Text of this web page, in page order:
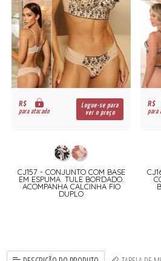
R$
para atacado
Logue-se para
ver o preço
CJ157 - CONJUNTO COM BASE
EM ESPUMA. TULE BORDADO.
ACOMPANHA CALCINHA FIO
DUPLO
R$
para